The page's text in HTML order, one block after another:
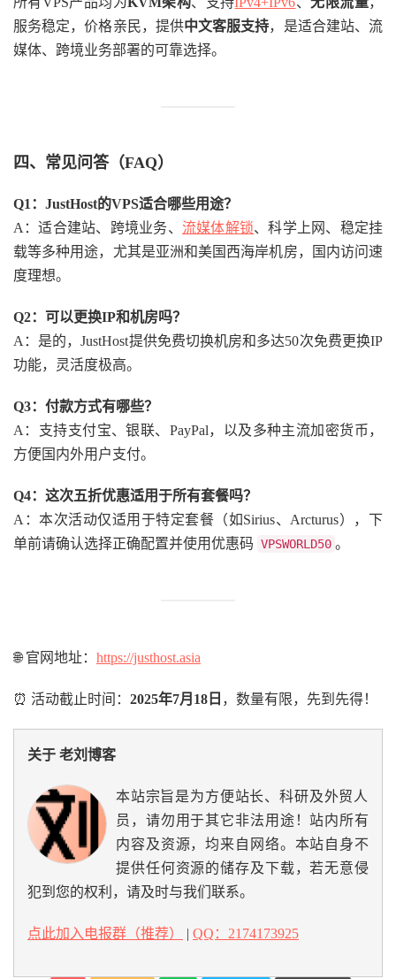
服务稳定，价格亲民，提供中文客服支持，是适合建站、流
媒体、跨境业务部署的可靠选择。
四、常见问答（FAQ）
Q1：JustHost的VPS适合哪些用途？
A：适合建站、跨境业务、 流媒体解锁、科学上网、稳定挂
载等多种用途，尤其是亚洲和美国西海岸机房，国内访问速
度理想。
Q2：可以更换IP和机房吗？
A：是的，JustHost提供免费切换机房和多达50次免费更换IP
功能，灵活度极高。
Q3：付款方式有哪些？
A：支持支付宝、银联、PayPal，以及多种主流加密货币，
方便国内外用户支付。
Q4：这次五折优惠适用于所有套餐吗？
A：本次活动仅适用于特定套餐（如Sirius、Arcturus），下
单前请确认选择正确配置并使用优惠码 VPSWORLD50 。
🌐 官网地址： https://justhost.asia
⏰ 活动截止时间： 2025年7月18日 ，数量有限，先到先得！
关于 老刘博客
本站宗旨是为方便站长、科研及外贸人
员，请勿用于其它非法用途！站内所有
内容及资源，均来自网络。本站自身不
提供任何资源的储存及下载，若无意侵
犯到您的权利，请及时与我们联系。
点此加入电报群（推荐） | QQ：2174173925